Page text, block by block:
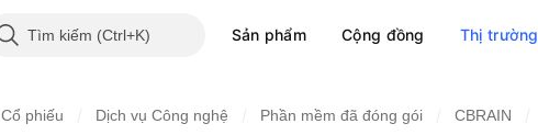
Tìm kiếm Sản phẩm Cộng đồng Thị trường
Cổ phiếu Dịch vụ Công nghệ Phần mềm đã đóng gói CBRAIN